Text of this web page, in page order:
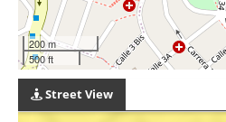
200 m
500 ft
Street View